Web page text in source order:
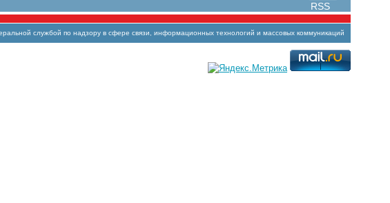
RSS
службой по надзору в сфере связи, информационных технологий и массовых коммуникаций